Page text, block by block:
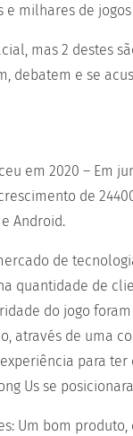
milhares de
mas 2 destes
debatem e se
em 2020 – Em
de
Android.
de
quantidade de
do jogo
através de uma
para ter
Us se
Um bom